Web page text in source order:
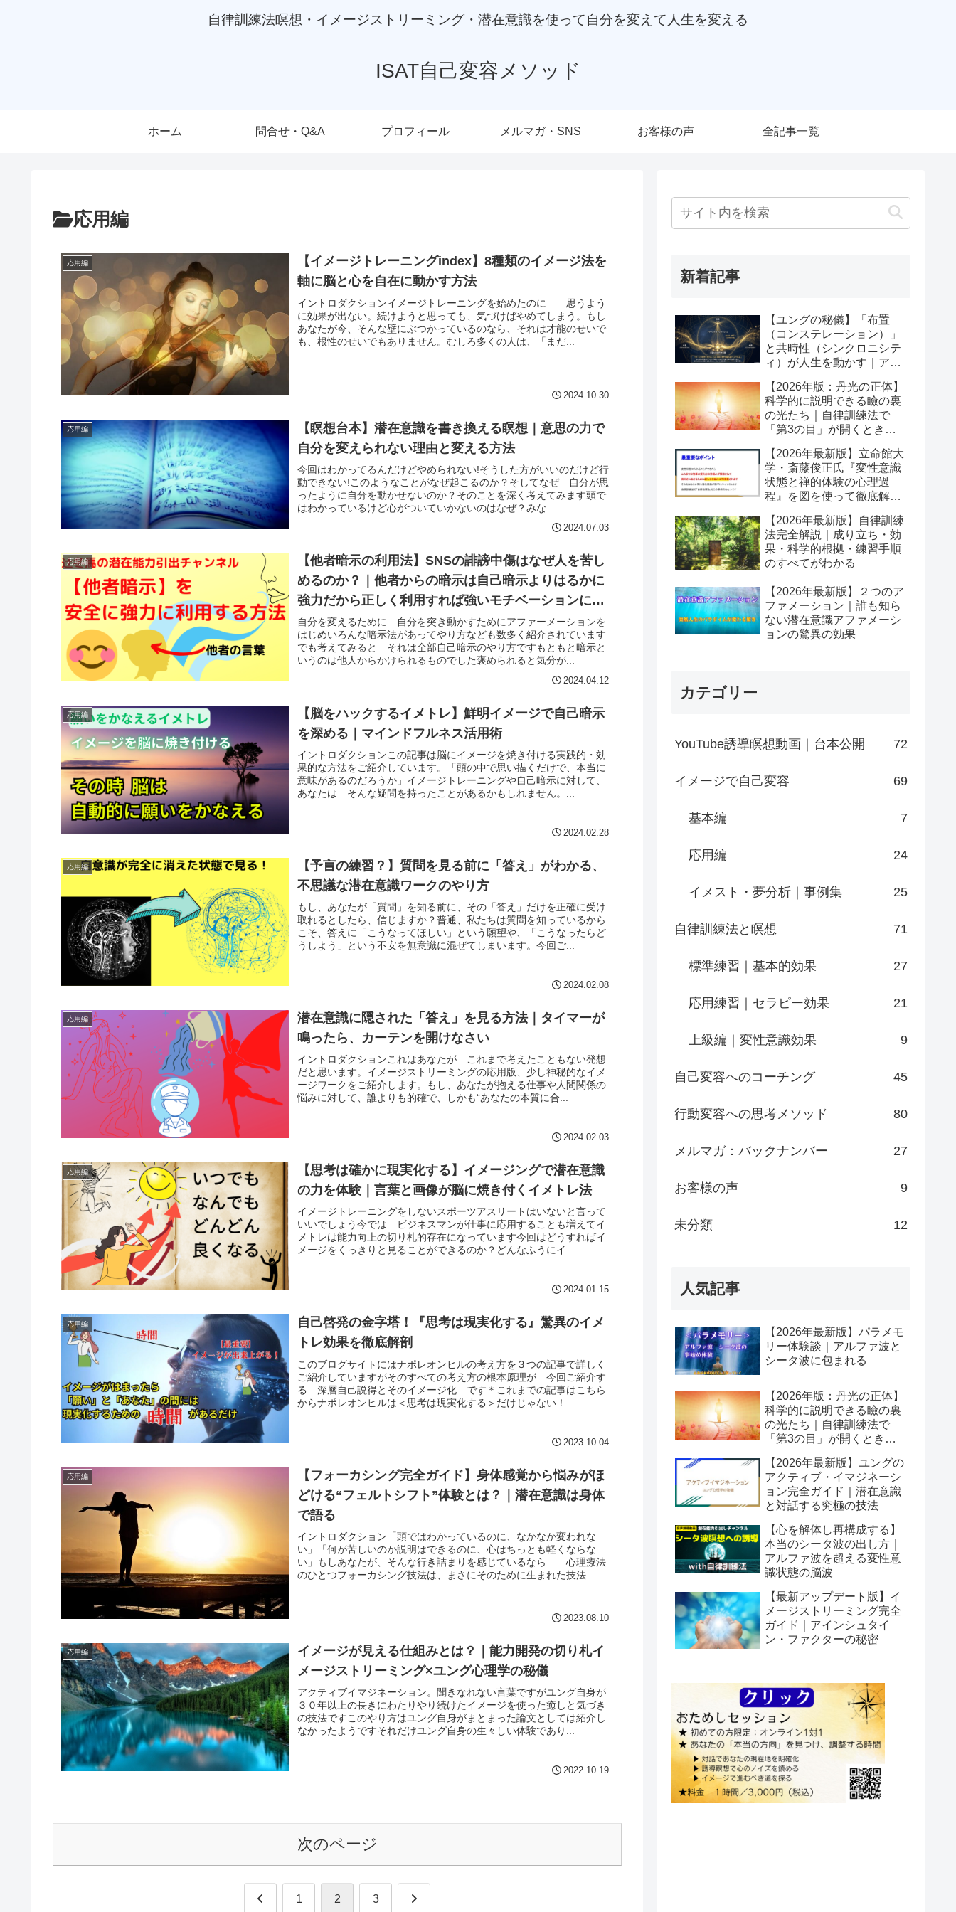
自律訓練法瞑想・イメージストリーミング・潜在意識を使って自分を変えて人生を変える
ISAT自己変容メソッド
ホーム 問合せ・Q&A プロフィール メルマガ・SNS お客様の声 全記事一覧
応用編
応用編
【イメージトレーニングindex】8種類のイメージ法を
軸に脳と心を自在に動かす方法
イントロダクションイメージトレーニングを始めたのに——思うよう
に効果が出ない。続けようと思っても、気づけばやめてしまう。もし
あなたが今、そんな壁にぶつかっているのなら、それは才能のせいで
も、根性のせいでもありません。むしろ多くの人は、「まだ...
2024.10.30
応用編
【瞑想台本】潜在意識を書き換える瞑想｜意思の力で
自分を変えられない理由と変える方法
今回はわかってるんだけどやめられない!そうした方がいいのだけど行
動できない!このようなことがなぜ起こるのか？そしてなぜ 自分が思
ったように自分を動かせないのか？そのことを深く考えてみます頭で
はわかっているけど心がついていかないのはなぜ？みな...
2024.07.03
応用編
【他者暗示の利用法】SNSの誹謗中傷はなぜ人を苦し
めるのか？｜他者からの暗示は自己暗示よりはるかに
強力だから正しく利用すれば強いモチベーションにな
る
自分を変えるために 自分を突き動かすためにアファーメーションを
はじめいろんな暗示法があってやり方なども数多く紹介されています
でも考えてみると それは全部自己暗示のやり方ですもともと暗示と
いうのは他人からかけられるものでした褒められると気分が...
2024.04.12
応用編
【脳をハックするイメトレ】鮮明イメージで自己暗示
を深める｜マインドフルネス活用術
イントロダクションこの記事は脳にイメージを焼き付ける実践的・効
果的な方法をご紹介しています。「頭の中で思い描くだけで、本当に
意味があるのだろうか」イメージトレーニングや自己暗示に対して、
あなたは そんな疑問を持ったことがあるかもしれません。...
2024.02.28
応用編
【予言の練習？】質問を見る前に「答え」がわかる、
不思議な潜在意識ワークのやり方
もし、あなたが「質問」を知る前に、その「答え」だけを正確に受け
取れるとしたら、信じますか？普通、私たちは質問を知っているから
こそ、答えに「こうなってほしい」という願望や、「こうなったらど
うしよう」という不安を無意識に混ぜてしまいます。今回ご...
2024.02.08
応用編
潜在意識に隠された「答え」を見る方法｜タイマーが
鳴ったら、カーテンを開けなさい
イントロダクションこれはあなたが これまで考えたこともない発想
だと思います。イメージストリーミングの応用版、少し神秘的なイメ
ージワークをご紹介します。もし、あなたが抱える仕事や人間関係の
悩みに対して、誰よりも的確で、しかも“あなたの本質に合...
2024.02.03
応用編
【思考は確かに現実化する】イメージングで潜在意識
の力を体験｜言葉と画像が脳に焼き付くイメトレ法
イメージトレーニングをしないスポーツアスリートはいないと言って
いいでしょう今では ビジネスマンが仕事に応用することも増えてイ
メトレは能力向上の切り札的存在になっています今回はどうすればイ
メージをくっきりと見ることができるのか？どんなふうにイ...
2024.01.15
応用編
自己啓発の金字塔！『思考は現実化する』驚異のイメ
トレ効果を徹底解剖
このブログサイトにはナポレオンヒルの考え方を３つの記事で詳しく
ご紹介していますがそのすべての考え方の根本原理が 今回ご紹介す
る 深層自己説得とそのイメージ化 です＊これまでの記事はこちら
からナポレオンヒルは＜思考は現実化する＞だけじゃない！...
2023.10.04
応用編
【フォーカシング完全ガイド】身体感覚から悩みがほ
どける“フェルトシフト”体験とは？｜潜在意識は身体
で語る
イントロダクション「頭ではわかっているのに、なかなか変われな
い」「何が苦しいのか説明はできるのに、心はちっとも軽くならな
い」もしあなたが、そんな行き詰まりを感じているなら——心理療法
のひとつフォーカシング技法は、まさにそのために生まれた技法...
2023.08.10
応用編
イメージが見える仕組みとは？｜能力開発の切り札イ
メージストリーミング×ユング心理学の秘儀
アクティブイマジネーション。聞きなれない言葉ですがユング自身が
３０年以上の長きにわたりやり続けたイメージを使った癒しと気づき
の技法ですこのやり方はユング自身がまとまった論文としては紹介し
なかったようですそれだけユング自身の生々しい体験であり...
2022.10.19
次のページ
前 1 2 3 次
新着記事
【ユングの秘儀】「布置
（コンステレーション）」
と共時性（シンクロニシテ
ィ）が人生を動かす｜アク
舞台
【2026年版：丹光の正体】
科学的に説明できる瞼の裏
の光たち｜自律訓練法で
「第3の目」が開くとき潜
【2026年最新版】立命館大
学・斎藤俊正氏『変性意識
状態と禅的体験の心理過
程』を図を使って徹底解説
変容を起こすのか？
【2026年最新版】自律訓練
法完全解説｜成り立ち・効
果・科学的根拠・練習手順
のすべてがわかる
【2026年最新版】２つのア
ファメーション｜誰も知ら
ない潜在意識アファメーシ
ョンの驚異の効果
カテゴリー
YouTube誘導瞑想動画｜台本公開 72
イメージで自己変容 69
基本編 7
応用編 24
イメスト・夢分析｜事例集 25
自律訓練法と瞑想 71
標準練習｜基本的効果 27
応用練習｜セラピー効果 21
上級編｜変性意識効果 9
自己変容へのコーチング 45
行動変容への思考メソッド 80
メルマガ：バックナンバー 27
お客様の声 9
未分類 12
人気記事
【2026年最新版】パラメモ
リー体験談｜アルファ波と
シータ波に包まれる
【2026年版：丹光の正体】
科学的に説明できる瞼の裏
の光たち｜自律訓練法で
「第3の目」が開くとき潜
【2026年最新版】ユングの
アクティブ・イマジネーシ
ョン完全ガイド｜潜在意識
と対話する究極の技法
【心を解体し再構成する】
本当のシータ波の出し方｜
アルファ波を超える変性意
識状態の脳波
【最新アップデート版】イ
メージストリーミング完全
ガイド｜アインシュタイ
ン・ファクターの秘密